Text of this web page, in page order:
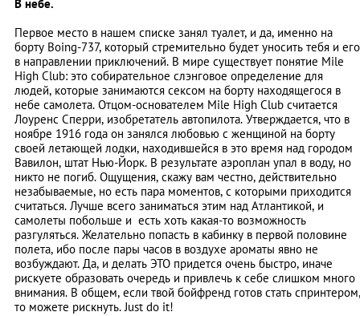
В небе.
Первое место в нашем списке занял туалет, и да, именно на
борту Boing-737, который стремительно будет уносить тебя и его
в направлении приключений. В мире существует понятие Mile
High Club: это собирательное слэнговое определение для
людей, которые занимаются сексом на борту находящегося в
небе самолета. Отцом-основателем Mile High Club считается
Лоуренс Сперри, изобретатель автопилота. Утверждается, что в
ноябре 1916 года он занялся любовью с женщиной на борту
своей летающей лодки, находившейся в это время над городом
Вавилон, штат Нью-Йорк. В результате аэроплан упал в воду, но
никто не погиб. Ощущения, скажу вам честно, действительно
незабываемые, но есть пара моментов, с которыми приходится
считаться. Лучше всего заниматься этим над Атлантикой, и
самолеты побольше и есть хоть какая-то возможность
разгуляться. Желательно попасть в кабинку в первой половине
полета, ибо после пары часов в воздухе ароматы явно не
возбуждают. Да, и делать ЭТО придется очень быстро, иначе
рискуете образовать очередь и привлечь к себе слишком много
внимания. В общем, если твой бойфренд готов стать спринтером,
то можете рискнуть. Just do it!